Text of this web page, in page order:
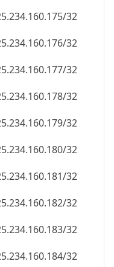
32
32
32
32
32
32
32
32
32
32